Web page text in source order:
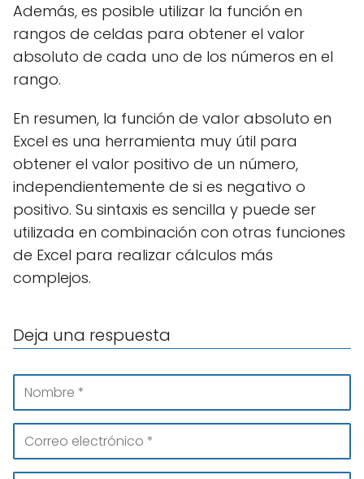
Además, es posible utilizar la función en
rangos de celdas para obtener el valor
absoluto de cada uno de los números en el
rango.
En resumen, la función de valor absoluto en
Excel es una herramienta muy útil para
obtener el valor positivo de un número,
independientemente de si es negativo o
positivo. Su sintaxis es sencilla y puede ser
utilizada en combinación con otras funciones
de Excel para realizar cálculos más
complejos.
Deja una respuesta